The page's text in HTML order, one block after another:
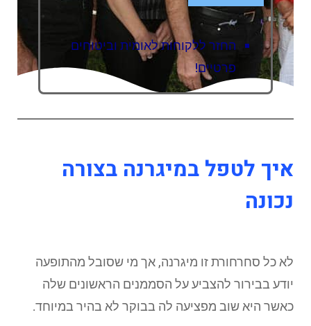
החזר ללקוחות לאומית וביטוחים
פרטיים!
איך לטפל במיגרנה בצורה
נכונה
לא כל סחרחורת זו מיגרנה, אך מי שסובל מהתופעה
יודע בבירור להצביע על הסממנים הראשונים שלה
כאשר היא שוב מפציעה לה בבוקר לא בהיר במיוחד.